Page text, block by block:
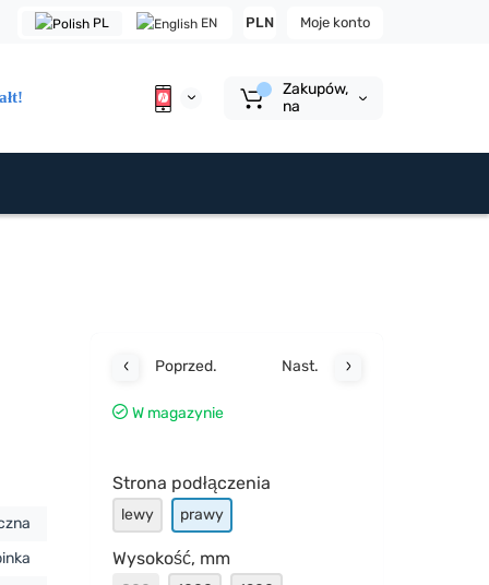
Moje konto
PLN
PL EN
Zakupów,
na
Poprzed. Nast.
W magazynie
Strona podłączenia
lewy prawy
Wysokość, mm